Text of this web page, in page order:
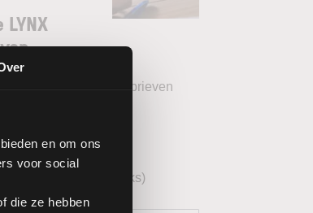
en om ons
voor social
die ze hebben
LYNX Nieuwsbrieven
Call (dagelijks)
analyse AEX (wekelijks)